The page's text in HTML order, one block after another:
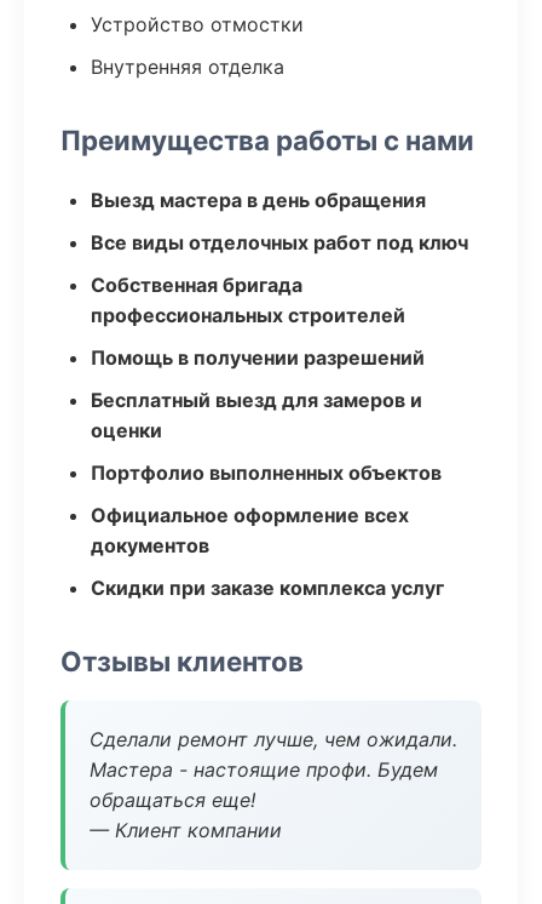
Устройство отмостки
Внутренняя отделка
Преимущества работы с нами
Выезд мастера в день обращения
Все виды отделочных работ под ключ
Собственная бригада
профессиональных строителей
Помощь в получении разрешений
Бесплатный выезд для замеров и
оценки
Портфолио выполненных объектов
Официальное оформление всех
документов
Скидки при заказе комплекса услуг
Отзывы клиентов
Сделали ремонт лучше, чем ожидали.
Мастера - настоящие профи. Будем
обращаться еще!
— Клиент компании